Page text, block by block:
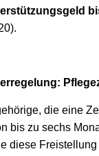
die eine
bis zu sechs
diese